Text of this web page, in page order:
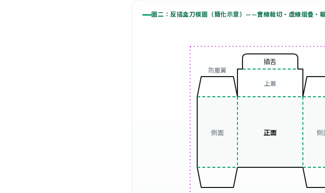
圖二：反插盒刀模圖（簡化示意）——實線裁切、虛線摺疊、
側面 正面 側
插舌
上蓋
防塵翼